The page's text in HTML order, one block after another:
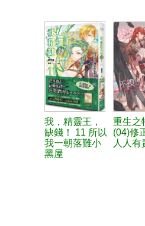
我，精靈王，
缺錢！ 11 所以
我一朝落難小
黑屋
重生之
(04)修
人人有